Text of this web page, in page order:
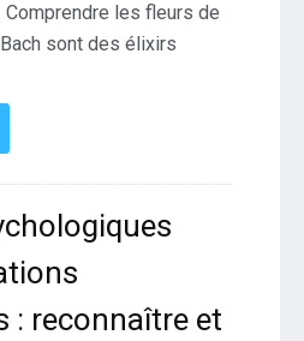
Comprendre les fleurs de
sont des élixirs
: reconnaître et